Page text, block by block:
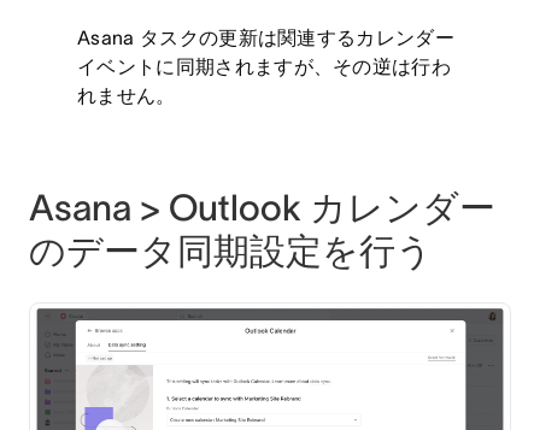
Asana タスクの更新は関連するカレンダー
イベントに同期されますが、その逆は行わ
れません。
Asana > Outlook カレンダー
のデータ同期設定を行う